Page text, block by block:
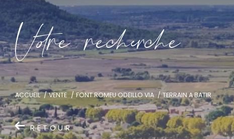
Vore recece
ACCUEIL VENTE FONT ROMEU ODEILLO VIA TERRAIN A BATIR
RETOUR